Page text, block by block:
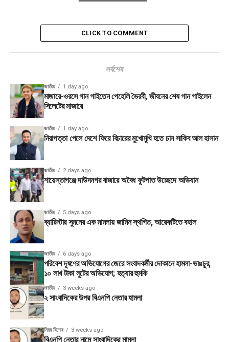
CLICK TO COMMENT
সর্বশেষ
জাতীয় 1 day ago
মাজারে-ওরসে গান গাইতেন পেহেলি ভৈরবী, জীবনের শেষ গান গাইলেন
সিলেটের মাজারে
জাতীয় 1 day ago
নিরাপত্তা পেলে দেশে ফিরে বিচারের মুখোমুখি হতে চান সাকিব আল হাসান
জাতীয় 2 days ago
শায়েস্তাগঞ্জে দাউদনগর বাজারে অবৈধ ফুটপাত উচ্ছেদে অভিযান
জাতীয় 5 days ago
ব্যারিস্টার সুমনের এক মামলায় জামিন স্থগিত, আরেকটিতে বহাল
জাতীয় 6 days ago
পরিবেশ দূষণের অভিযোগের জেরে সংবাদকর্মীর দোকানে হামলা-ভাঙচুর,
১০ লাখ টাকা লুটের অভিযোগ; হত্যার হুমকি
জাতীয় 3 weeks ago
২ সাংবাদিকের উপর বিএনপি নেতার হামলা
মিরর বিশেষ 3 weeks ago
বিএনপি নেতার নামে সাংবাদিকের মামলা